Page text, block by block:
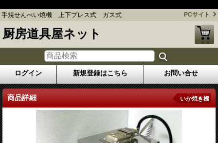
手焼せんべい焼機 上下プレス式 ガス式 PCサイト
厨房道具屋ネット
ログイン 新規登録はこちら お問い合せ
商品詳細 いか焼き機